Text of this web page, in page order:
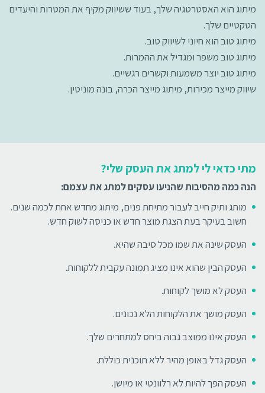
מיתוג הוא האסטרטגיה שלך, בעוד ששיווק מקיף את המטרות והיעדים
הטקטיים שלך.
מיתוג טוב הוא חיוני לשיווק טוב.
מיתוג טוב משפר ומגדיל את ההמרות.
מיתוג טוב יוצר משמעות וקשרים רגשיים.
שיווק מייצר מכירות, מיתוג מייצר הכרה, בונה מוניטין.
מתי כדאי לי למתג את העסק שלי?
הנה כמה מהסיבות שהניעו עסקים למתג את עצמם:
מותג ותיק חייב לעבור מתיחת פנים, מיתוג מחדש אחת לכמה שנים.
חשוב בעיקר בעת הצגת מוצר חדש או כניסה לשוק חדש.
העסק שינה את שמו מכל סיבה שהיא.
העסק הבין שהוא אינו מציג תמונה עקבית ללקוחות.
העסק לא מושך לקוחות.
העסק מושך את הלקוחות הלא נכונים.
העסק אינו ממוצב גבוה ביחס למתחרים שלך.
העסק גדל באופן מהיר ללא תוכנית כוללת.
העסק הפך להיות לא רלוונטי או מיושן.